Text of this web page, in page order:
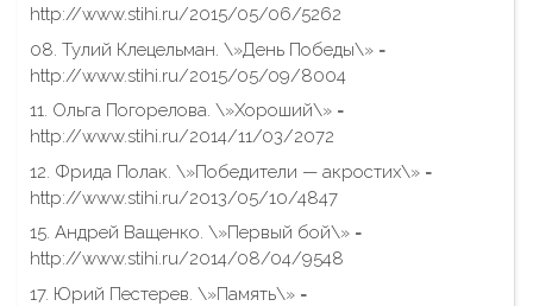
http://www.stihi.ru/2015/05/06/5262
08. Тулий Клецельман. \»День Победы\» =
http://www.stihi.ru/2015/05/09/8004
11. Ольга Погорелова. \»Хороший\» =
http://www.stihi.ru/2014/11/03/2072
12. Фрида Полак. \»Победители — акростих\» =
http://www.stihi.ru/2013/05/10/4847
15. Андрей Ващенко. \»Первый бой\» =
http://www.stihi.ru/2014/08/04/9548
17. Юрий Пестерев. \»Память\» =